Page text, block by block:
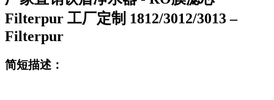
Filterpur 工厂定制 1812/3012/3013 –
Filterpur
简短描述：